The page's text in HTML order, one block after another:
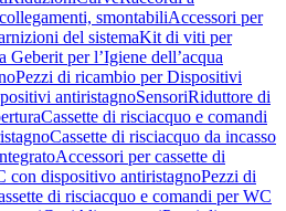
smontabiliAccessori per
del sistemaKit di viti per
Geberit per l’Igiene dell’acqua
Pezzi di ricambio per Dispositivi
antiristagnoSensoriRiduttore di
Cassette di risciacquo e comandi
Cassette di risciacquo da incasso
Accessori per cassette di
con dispositivo antiristagnoPezzi di
di risciacquo e comandi per WC